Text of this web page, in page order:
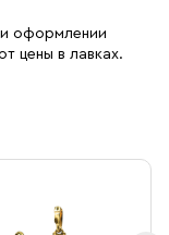
оформлении
цены в лавках.